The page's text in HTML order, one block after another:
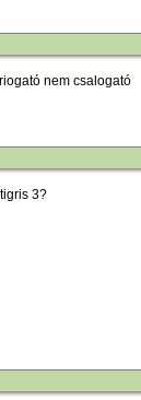
nem csalogató
3?